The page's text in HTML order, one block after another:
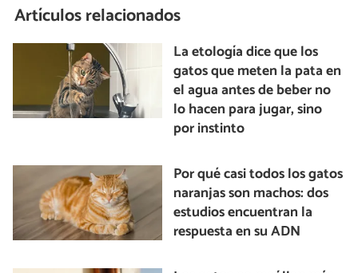
Artículos relacionados
La etología dice que los
gatos que meten la pata en
el agua antes de beber no
lo hacen para jugar, sino
por instinto
Por qué casi todos los gatos
naranjas son machos: dos
estudios encuentran la
respuesta en su ADN